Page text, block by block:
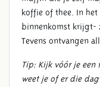
koffie of thee. In
binnenkomst krijgt-
Tevens ontvangen
Tip: Kijk vóór je een
weet je of er die